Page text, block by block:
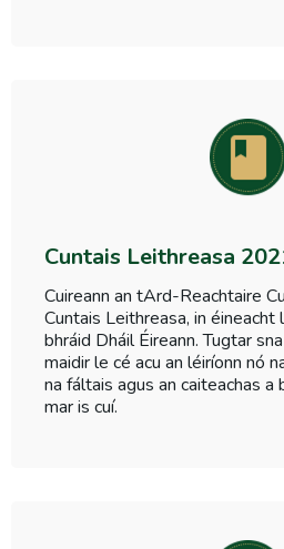
Cuntais Leithreasa
Cuireann an tArd-Reachtaire
Cuntais Leithreasa, in éineacht
bhráid Dháil Éireann. Tugtar
maidir le cé acu an léiríonn nó
na fáltais agus an caiteachas a
mar is cuí.